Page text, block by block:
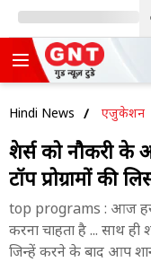
Hindi News एजुकेशन
फ्रेशर्स को नौकरी
टॉप प्रोग्रामों की
top programs : आज हर
करना चाहता है ... साथ
जिन्हें करने के बाद आप